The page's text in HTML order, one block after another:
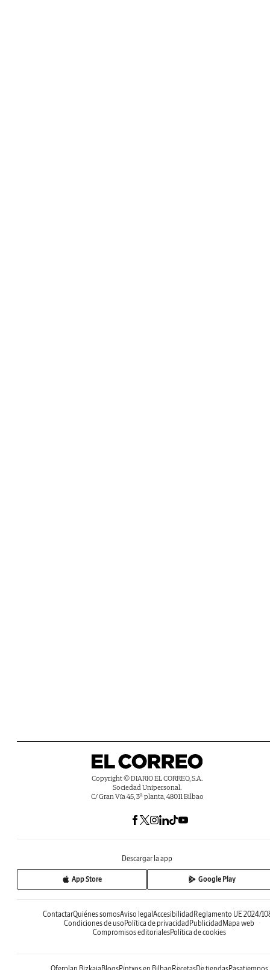
Copyright © DIARIO EL CORREO, S.A.
Sociedad Unipersonal.
C/ Gran Vía 45, 3ª planta, 48011 Bilbao
Descargar la app
App Store Google Play
ContactarQuiénes somosAviso legalAccesibilidadReglamento UE 2024/
Condiciones de usoPolítica de privacidadPublicidadMapa web
Compromisos editorialesPolítica de cookies